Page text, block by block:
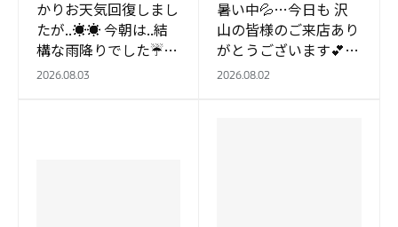
かりお天気回復しまし
たが..☀☀ 今朝は..結
構な雨降りでした☔
気温は多少低めです
2026.08.03
暑い中💦…今日も 沢
山の皆様のご来店あり
がとうございます💕
暑さ対策しっか…
2026.08.02